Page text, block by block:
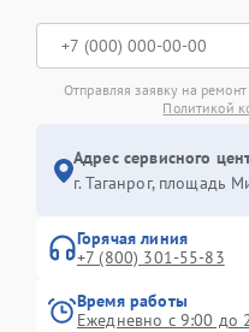
Отправляя заявку на
Политикой
Адрес сервисного
г. Таганрог, площадь
Горячая линия
+7 (800) 301-55-83
Время работы
Ежедневно с 9:00 до